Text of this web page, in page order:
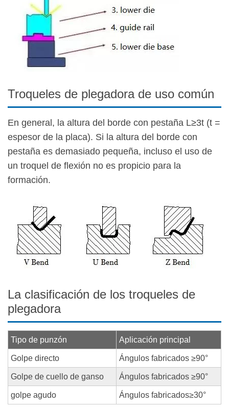
Troqueles de plegadora de uso común
En general, la altura del borde con pestaña L≥3t (t =
espesor de la placa). Si la altura del borde con
pestaña es demasiado pequeña, incluso el uso de
un troquel de flexión no es propicio para la
formación.
La clasificación de los troqueles de
plegadora
Tipo de punzón Aplicación principal
Golpe directo Ángulos fabricados ≥90°
Golpe de cuello de ganso Ángulos fabricados ≥90°
golpe agudo Ángulos fabricados≥30°